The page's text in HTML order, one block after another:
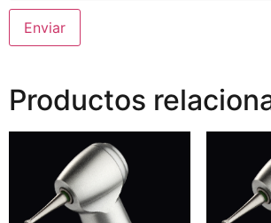
Productos